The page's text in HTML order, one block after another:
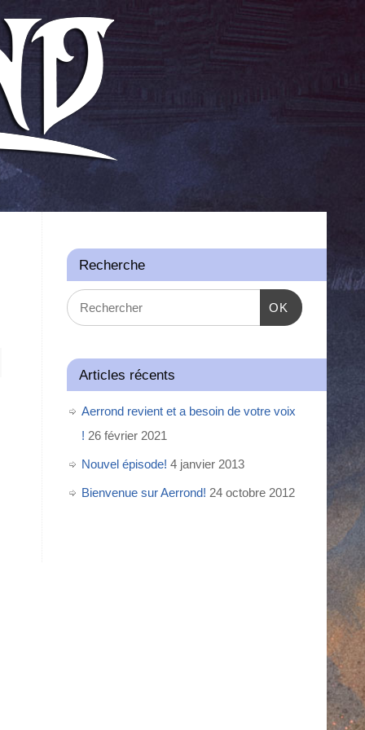
Recherche
OK
Articles récents
Aerrond revient et a besoin de votre voix
! 26 février 2021
Nouvel épisode! 4 janvier 2013
Bienvenue sur Aerrond! 24 octobre 2012